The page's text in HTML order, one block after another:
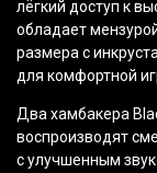
лёгкий доступ к
обладает
размера с
для комфортной
Два хамбакера
воспроизводят
с улучшенным